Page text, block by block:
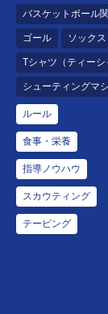
バスケットボール
ゴール ソック
Tシャツ（ティーシ
シューティングマ
ルール
食事・栄養
指導ノウハウ
スカウティング
テーピング